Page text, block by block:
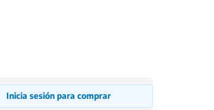
Inicia sesión para comprar